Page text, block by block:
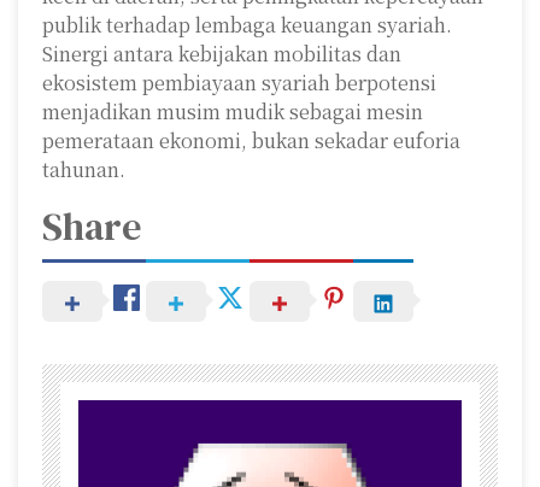
publik terhadap lembaga keuangan syariah.
Sinergi antara kebijakan mobilitas dan
ekosistem pembiayaan syariah berpotensi
menjadikan musim mudik sebagai mesin
pemerataan ekonomi, bukan sekadar euforia
tahunan.
Share